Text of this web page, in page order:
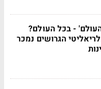
- בכל העולם?
הגרושים נמכר